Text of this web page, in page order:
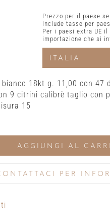
Prezzo per il paese
Include tasse per
Per i paesi extra UE
importazione che si
18kt g. 11,00 con
9 citrini calibrè taglio con
15
AGGIUNGI AL
PER